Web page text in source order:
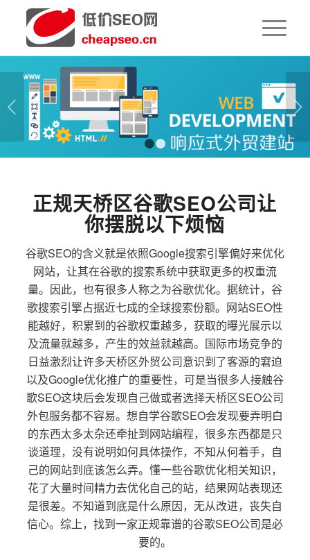
下一页
1 2
正规天桥区谷歌SEO公司让
你摆脱以下烦恼
谷歌SEO的含义就是依照Google搜索引擎偏好来优化
网站，让其在谷歌的搜索系统中获取更多的权重流
量。因此，也有很多人称之为谷歌优化。据统计，谷
歌搜索引擎占据近七成的全球搜索份额。网站SEO性
能越好，积累到的谷歌权重越多，获取的曝光展示以
及流量就越多，产生的效益就越高。国际市场竞争的
日益激烈让许多天桥区外贸公司意识到了客源的窘迫
以及Google优化推广的重要性，可是当很多人接触谷
歌SEO这块后会发现自己做或者选择天桥区SEO公司
外包服务都不容易。想自学谷歌SEO会发现要弄明白
的东西太多太杂还牵扯到网站编程，很多东西都是只
谈道理，没有说明如何具体操作，不知从何着手，自
己的网站到底该怎么弄。懂一些谷歌优化相关知识，
花了大量时间精力去优化自己的站，结果网站表现还
是很差。不知道到底是什么原因，无从改进，丧失自
信心。综上，找到一家正规靠谱的谷歌SEO公司是必
要的。